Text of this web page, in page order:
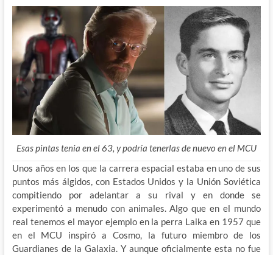
Esas pintas tenia en el 63, y podría tenerlas de nuevo en el MCU
Unos años en los que la carrera espacial estaba en uno de sus
puntos más álgidos, con Estados Unidos y la Unión Soviética
compitiendo por adelantar a su rival y en donde se
experimentó a menudo con animales. Algo que en el mundo
real tenemos el mayor ejemplo en la perra Laika en 1957 que
en el MCU inspiró a Cosmo, la futuro miembro de los
Guardianes de la Galaxia. Y aunque oficialmente esta no fue